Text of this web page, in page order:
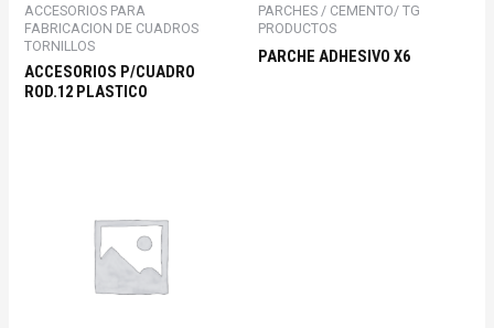
ACCESORIOS PARA
FABRICACION DE CUADROS
TORNILLOS
ACCESORIOS P/CUADRO
ROD.12 PLASTICO
PARCHES / CEMENTO/ TG
PRODUCTOS
PARCHE ADHESIVO X6